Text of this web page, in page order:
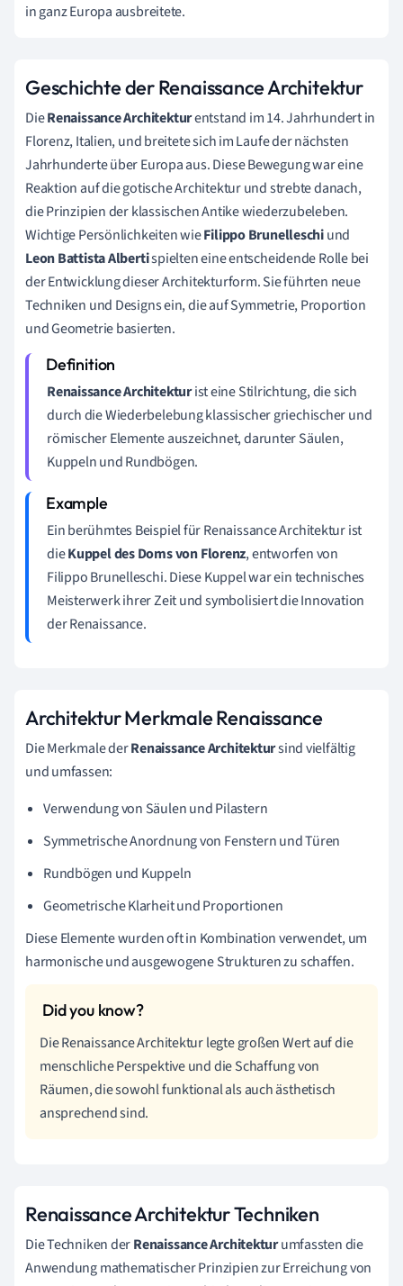
in ganz Europa ausbreitete.
Geschichte der Renaissance Architektur
DieRenaissance Architekturentstand im 14. Jahrhundert in
Florenz, Italien, und breitete sich im Laufe der nächsten
Jahrhunderte über Europa aus. Diese Bewegung war eine
Reaktion auf die gotische Architektur und strebte danach,
die Prinzipien der klassischen Antike wiederzubeleben.
Wichtige Persönlichkeiten wieFilippo Brunelleschiund
Leon Battista Albertispielten eine entscheidende Rolle bei
der Entwicklung dieser Architekturform. Sie führten neue
Techniken und Designs ein, die auf Symmetrie, Proportion
und Geometrie basierten.
Renaissance Architekturist eine Stilrichtung, die sich
durch die Wiederbelebung klassischer griechischer und
römischer Elemente auszeichnet, darunter Säulen,
Kuppeln und Rundbögen.
Ein berühmtes Beispiel für Renaissance Architektur ist
dieKuppel des Doms von Florenz, entworfen von
Filippo Brunelleschi. Diese Kuppel war ein technisches
Meisterwerk ihrer Zeit und symbolisiert die Innovation
der Renaissance.
Architektur Merkmale Renaissance
Die Merkmale derRenaissance Architektursind vielfältig
und umfassen:
Verwendung von Säulen und Pilastern
Symmetrische Anordnung von Fenstern und Türen
Rundbögen und Kuppeln
Geometrische Klarheit und Proportionen
Diese Elemente wurden oft in Kombination verwendet, um
harmonische und ausgewogene Strukturen zu schaffen.
Die Renaissance Architektur legte großen Wert auf die
menschliche Perspektive und die Schaffung von
Räumen, die sowohl funktional als auch ästhetisch
ansprechend sind.
Renaissance Architektur Techniken
Die Techniken derRenaissance Architekturumfassten die
Anwendung mathematischer Prinzipien zur Erreichung von